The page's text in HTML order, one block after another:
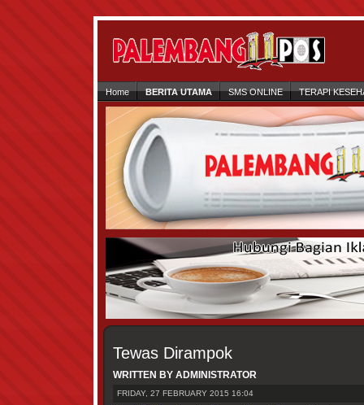
Home BERITA UTAMA SMS ONLINE TERAPI
Tewas Dirampok
WRITTEN BY ADMINISTRATOR
FRIDAY, 27 FEBRUARY 2015 16:04